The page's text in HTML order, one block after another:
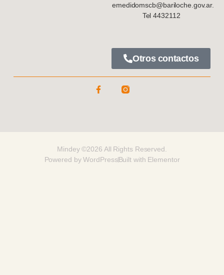
emedidomscb@bariloche.gov.ar.
Tel 4432112
Otros contactos
Mindey ©2026 All Rights Reserved.
Powered by WordPressBuilt with Elementor